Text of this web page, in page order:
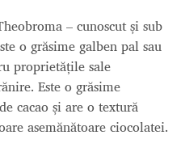
– cunoscut și sub
o grăsime galben pal sau
proprietățile sale
Este o grăsime
cacao și are o textură
asemănătoare ciocolatei.